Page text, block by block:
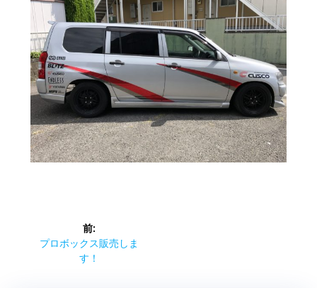
前:
前
プロボックス販売しま
す！